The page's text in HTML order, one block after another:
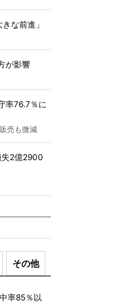
な前進」
が影響
率76.7％に
売も微減
失2億2900
その他
率85％以